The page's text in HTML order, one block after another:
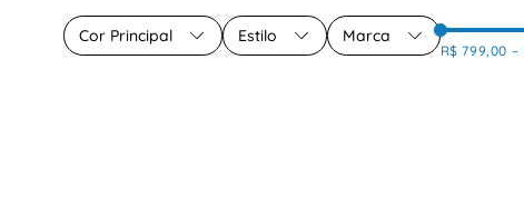
Cor Principal Estilo Marca
R$ 799,00 –